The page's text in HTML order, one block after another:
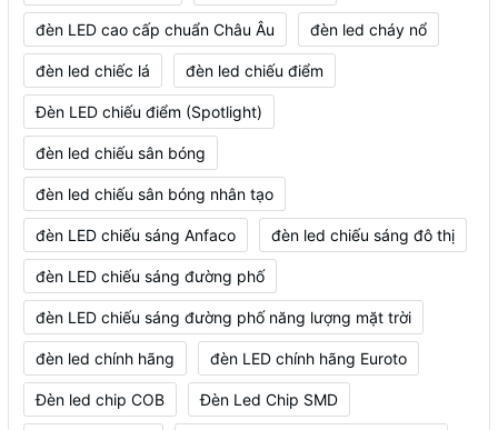
đèn LED cao cấp chuẩn Châu Âu đèn led cháy nổ
đèn led chiếc lá đèn led chiếu điểm
Đèn LED chiếu điểm (Spotlight)
đèn led chiếu sân bóng
đèn led chiếu sân bóng nhân tạo
đèn LED chiếu sáng Anfaco đèn led chiếu sáng đô thị
đèn LED chiếu sáng đường phố
đèn LED chiếu sáng đường phố năng lượng mặt trời
đèn led chính hãng đèn LED chính hãng Euroto
Đèn led chip COB Đèn Led Chip SMD